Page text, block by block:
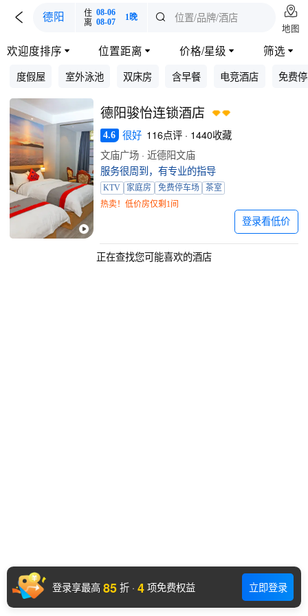
 德阳 住 08-06
离 08-07 1晚  位置/品牌/酒店 
地图
欢迎度排序  位置距离  价格/星级  筛选 
度假屋 室外泳池 双床房 含早餐 电竞酒店 免费
德阳骏怡连锁酒店
4.6 很好 116点评 · 1440收藏
文庙广场 · 近德阳文庙
服务很周到，有专业的指导
KTV 家庭房 免费停车场
茶室
热卖！低价房仅剩1间
登录看低价
正在查找您可能喜欢的酒店
登录享最高 85 折 · 4 项免费权益 立即登录